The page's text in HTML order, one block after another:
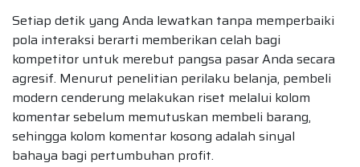
Setiap detik yang Anda lewatkan tanpa memperbaiki
pola interaksi berarti memberikan celah bagi
kompetitor untuk merebut pangsa pasar Anda secara
agresif. Menurut penelitian perilaku belanja, pembeli
modern cenderung melakukan riset melalui kolom
komentar sebelum memutuskan membeli barang,
sehingga kolom komentar kosong adalah sinyal
bahaya bagi pertumbuhan profit.